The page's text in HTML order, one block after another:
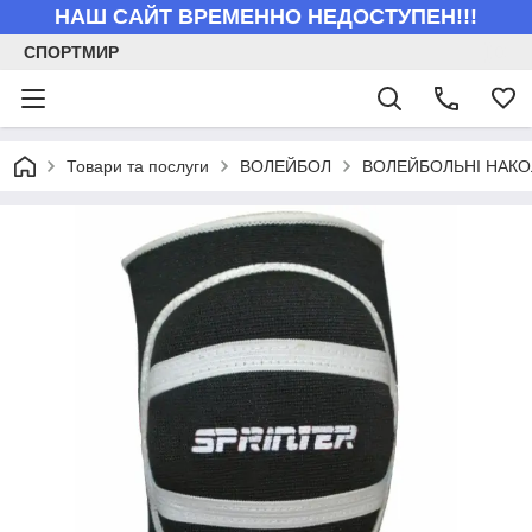
НАШ САЙТ ВРЕМЕННО НЕДОСТУПЕН!!!
СПОРТМИР
Товари та послуги ВОЛЕЙБОЛ ВОЛЕЙБОЛЬНІ